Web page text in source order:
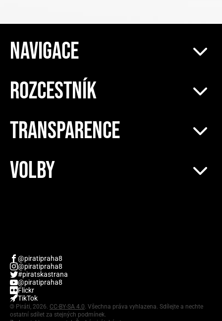
NAVIGACE
ROZCESTNÍK
TRANSPARENCE
VOLBY
@piratipraha8
@piratipraha8
#piratskastrana
@piratipraha8
Flickr
TikTok
© Piráti, 2026. CC-BY-SA 4.0. Všechna práva vyhlazena. Sdílejte a nechte
ostatní sdílet za stejných podmínek.